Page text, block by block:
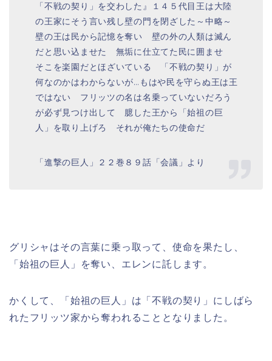
「不戦の契り」を交わした』１４５代目王は大陸
の王家にそう言い残し壁の門を閉ざした～中略～
壁の王は民から記憶を奪い 壁の外の人類は滅ん
だと思い込ませた 無垢に仕立てた民に囲ませ
そこを楽園だとほざいている 「不戦の契り」が
何なのかはわからないが…もはや民を守らぬ王は王
ではない フリッツの名は名乗っていないだろう
が必ず見つけ出して 臆した王から「始祖の巨
人」を取り上げろ それが俺たちの使命だ
「進撃の巨人」２２巻８９話「会議」より
グリシャはその言葉に乗っ取って、使命を果たし、
「始祖の巨人」を奪い、エレンに託します。
かくして、「始祖の巨人」は「不戦の契り」にしばら
れたフリッツ家から奪われることとなりました。